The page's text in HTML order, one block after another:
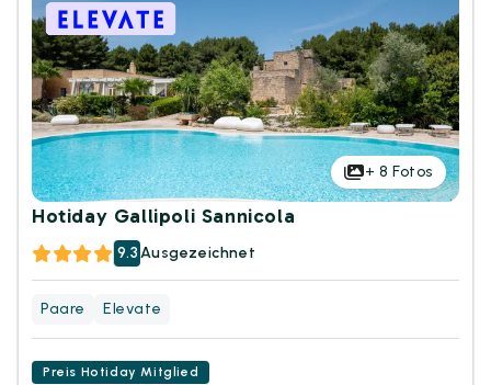
+ 8 Fotos
Hotiday Gallipoli Sannicola
9.3Ausgezeichnet
Paare Elevate
Preis Hotiday Mitglied